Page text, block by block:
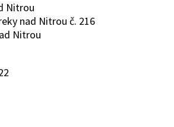
Nitrou
nad Nitrou č. 216
Nitrou